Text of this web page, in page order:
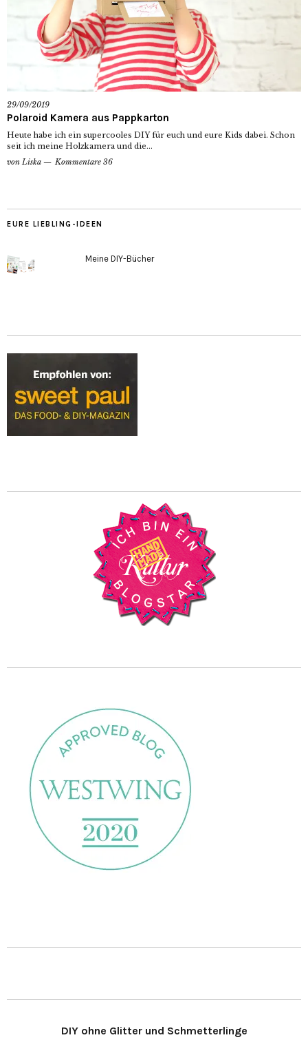
29/09/2019
Polaroid Kamera aus Pappkarton
Heute habe ich ein supercooles DIY für euch und eure Kids dabei. Schon
seit ich meine Holzkamera und die...
von Liska Kommentare 36
EURE LIEBLING-IDEEN
Meine DIY-Bücher
DIY ohne Glitter und Schmetterlinge